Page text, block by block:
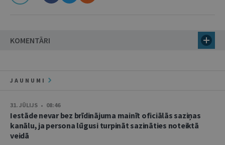
KOMENTĀRI
JAUNUMI
31. JŪLIJS • 08:46
Iestāde nevar bez brīdinājuma mainīt oficiālās saziņas
kanālu, ja persona lūgusi turpināt sazināties noteiktā
veidā